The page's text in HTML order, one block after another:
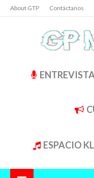
About GTP Contáctanos
ESPACIO